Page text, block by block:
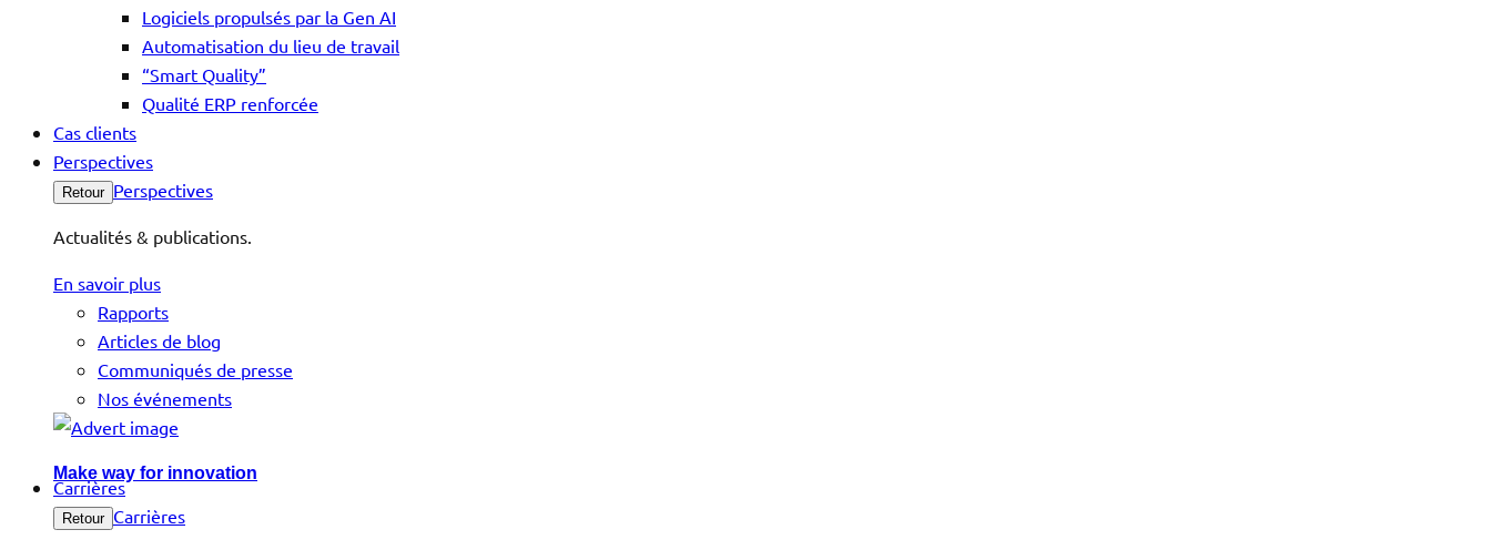
Logiciels propulsés par la Gen AI
Automatisation du lieu de travail
“Smart Quality”
Qualité ERP renforcée
Cas clients
Perspectives
Retour Perspectives
Actualités & publications.
En savoir plus
Rapports
Articles de blog
Communiqués de presse
Nos événements
Make way for innovation
Carrières
Retour Carrières